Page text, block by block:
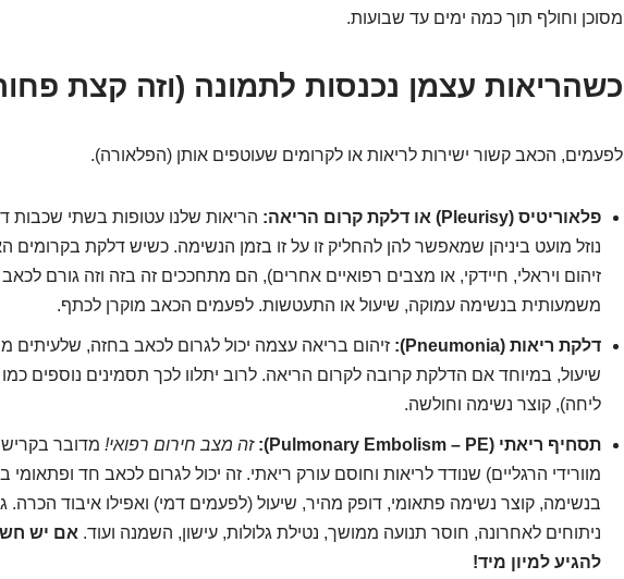
מסוכן וחולף תוך כמה ימים עד שבועות.
כשהריאות עצמן נכנסות לתמונה (וזה קצת
לפעמים, הכאב קשור ישירות לריאות או לקרומים שעוטפים אותן (הפלאורה).
פלאוריטיס (Pleurisy) או דלקת קרום הריאה:
הריאות שלנו עטופות בשתי שכבות
נוזל מועט ביניהן שמאפשר להן להחליק זו על זו בזמן הנשימה. כשיש דלקת בקרומים
זיהום ויראלי, חיידקי, או מצבים רפואיים אחרים), הם מתחככים זה בזה וזה גורם
משמעותית בנשימה עמוקה, שיעול או התעטשות. לפעמים הכאב מוקרן לכתף.
דלקת ריאות (Pneumonia):
זיהום בריאה עצמה יכול לגרום לכאב בחזה, שלעיתים
שיעול, במיוחד אם הדלקת קרובה לקרום הריאה. לרוב יתלוו לכך תסמינים נוספים
ליחה), קוצר נשימה וחולשה.
תסחיף ריאתי (Pulmonary Embolism – PE): זה מצב חירום רפואי! מדובר
מוורידי הרגליים) שנודד לריאות וחוסם עורק ריאתי. זה יכול לגרום לכאב חד
בנשימה, קוצר נשימה פתאומי, דופק מהיר, שיעול (לפעמים דמי) ואפילו איבוד הכרה.
ניתוחים לאחרונה, חוסר תנועה ממושך, נטילת גלולות, עישון, השמנה ועוד.
להגיע למיון מיד!